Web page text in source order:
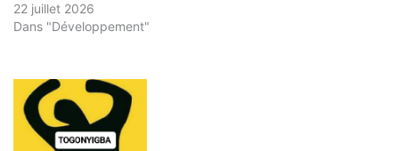
22 juillet 2026
Dans "Développement"